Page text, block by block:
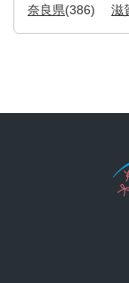
奈良県(386) 滋